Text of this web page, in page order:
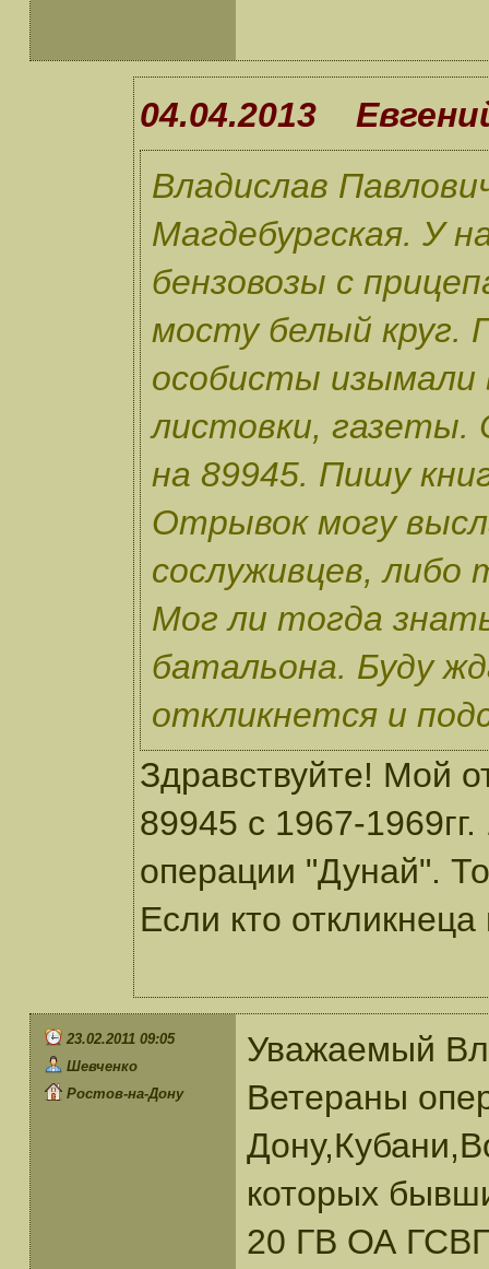
04.04.2013
Владислав
Магдебургская. У
бензовозы с
мосту белый круг.
особисты
листовки, газеты.
на 89945. Пишу
Отрывок могу
сослуживцев,
Мог ли тогда
батальона. Буду
откликнется и
Здравствуйте! Мой
89945 с 1967-
операции "Дунай".
Если кто
23.02.2011 09:05
Шевченко
Ростов-на-Дону
Уважаемый
Ветераны
которых
20 ГВ ОА